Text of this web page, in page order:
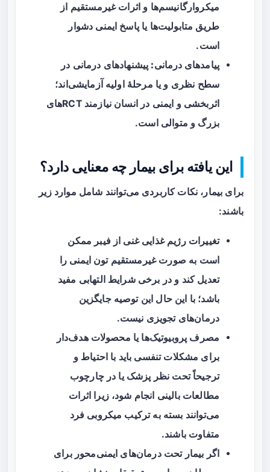
میکروارگانیسم‌ها و اثرات غیرمستقیم از
طریق متابولیت‌ها یا پاسخ ایمنی دشوار
است.
پیامدهای درمانی: پیشنهادهای درمانی در
سطح نظری و یا مرحلهٔ اولیه آزمایشی‌اند؛
اثربخشی و ایمنی در انسان نیازمند RCTهای
بزرگ و متوالی است.
این یافته برای بیمار چه معنایی دارد؟
برای بیمار، نکات کاربردی می‌توانند شامل موارد زیر
باشند:
تغییرات رژیم غذایی غنی از فیبر ممکن
است به صورت غیرمستقیم تون ایمنی را
تعدیل کند و در برخی شرایط التهابی مفید
باشد؛ با این حال این توصیه جایگزین
درمان‌های تجویزی نیست.
مصرف پروبیوتیک‌ها یا محصولات هدف‌دار
برای مشکلات تنفسی باید با احتیاط و
ترجیحاً تحت نظر پزشک یا در چارچوب
مطالعات بالینی انجام شود، زیرا اثرات
می‌توانند بسته به ترکیب میکروبی فرد
متفاوت باشند.
اگر بیمار تحت درمان‌های ایمنی‌محور برای